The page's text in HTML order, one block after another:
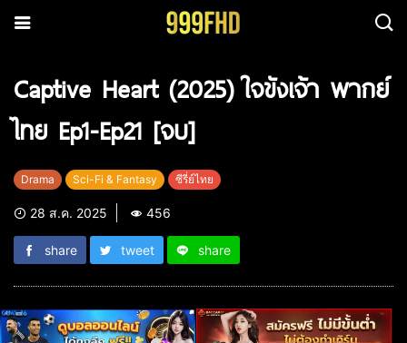
Captive Heart (2025) ใจขังเจ้า พากย์
ไทย Ep1-Ep21 [จบ]
Drama Sci-Fi & Fantasy ซีรี่ย์ไทย
28 ส.ค. 2025 456
share tweet share